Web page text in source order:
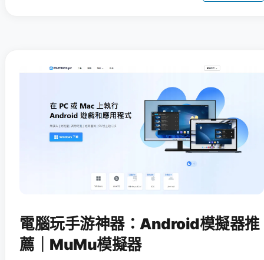
電腦玩手游神器：Android模擬器推
薦｜MuMu模擬器